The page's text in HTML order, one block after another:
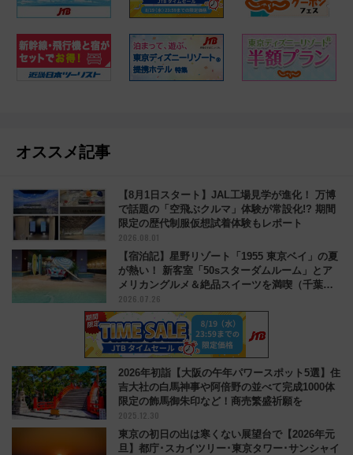
オススメ記事
【8月1日スタート】JAL工場見学が進化！ 万博
で話題の「空飛ぶクルマ」体験が常設化!? 期間
限定の歴代制服仮想試着体験もレポート
2026.08.01
【宿泊記】星野リゾート「1955 東京ベイ」の夏
が熱い！ 新客室「50sスターダムルーム」とア
メリカングルメ＆絶品スイーツを満喫（千葉県
浦安市）
2026.07.26
2026年初詣【大阪の午年パワースポット5選】住
吉大社の白馬神事や阿倍野の並べて完成1000体
限定の飾馬御朱印など！商売繁盛祈願を
2025.12.30
東京の初日の出は寒くない展望台で【2026年元
旦】都庁･スカイツリー･東京タワー･サンシャイ